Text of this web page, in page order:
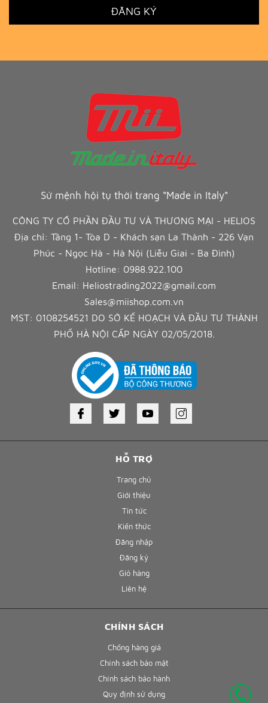
ĐĂNG KÝ
HỖ TRỢ
Trang chủ
Giới thiệu
Tin tức
Kiến thức
Đăng nhập
Đăng ký
Giỏ hàng
Liên hệ
Sứ mệnh hội tụ thời trang "Made in Italy"
CÔNG TY CỔ PHẦN ĐẦU TƯ VÀ THƯƠNG MẠI - HELIOS
Địa chỉ: Tầng 1- Tòa D - Khách sạn La Thành - 226 Vạn
Phúc - Ngọc Hà - Hà Nội (Liễu Giai - Ba Đình)
Hotline: 0988.922.100
Email: Heliostrading2022@gmail.com
Sales@miishop.com.vn
MST: 0108254521 DO SỞ KẾ HOẠCH VÀ ĐẦU TƯ THÀNH
PHỐ HÀ NỘI CẤP NGÀY 02/05/2018.
CHÍNH SÁCH
Chống hàng giả
Chính sách bảo mật
Chính sách bảo hành
Quy định sử dụng